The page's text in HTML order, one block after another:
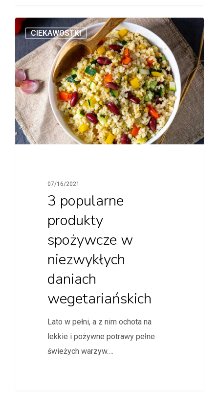
CIEKAWOSTKI
07/16/2021
3 popularne
produkty
spożywcze w
niezwykłych
daniach
wegetariańskich
Lato w pełni, a z nim ochota na
lekkie i pożywne potrawy pełne
świeżych warzyw.…